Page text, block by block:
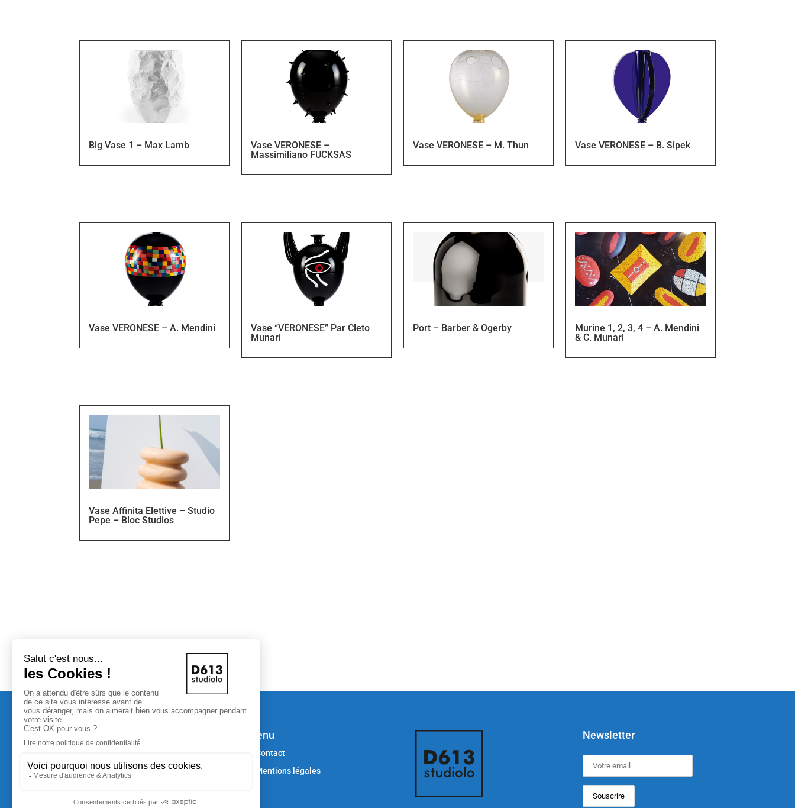
Big Vase 1 – Max Lamb
Vase VERONESE –
Massimiliano FUCKSAS
Vase VERONESE – M. Thun Vase VERONESE – B. Sipek
Vase VERONESE – A. Mendini
Vase “VERONESE” Par Cleto
Munari
Port – Barber & Ogerby
Murine 1, 2, 3, 4 – A. Mendini
& C. Munari
Vase Affinita Elettive – Studio
Pepe – Bloc Studios
Accès
•Déconnexion
•Site de WordPress-FR
Menu
Contact
Mentions légales
Newsletter